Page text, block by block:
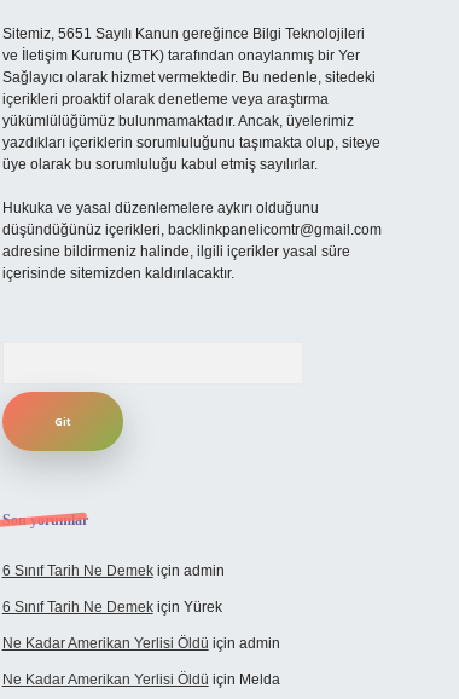
Sitemiz, 5651 Sayılı Kanun gereğince Bilgi Teknolojileri
ve İletişim Kurumu (BTK) tarafından onaylanmış bir Yer
Sağlayıcı olarak hizmet vermektedir. Bu nedenle, sitedeki
içerikleri proaktif olarak denetleme veya araştırma
yükümlülüğümüz bulunmamaktadır. Ancak, üyelerimiz
yazdıkları içeriklerin sorumluluğunu taşımakta olup, siteye
üye olarak bu sorumluluğu kabul etmiş sayılırlar.
Hukuka ve yasal düzenlemelere aykırı olduğunu
düşündüğünüz içerikleri, backlinkpanelicomtr@gmail.com
adresine bildirmeniz halinde, ilgili içerikler yasal süre
içerisinde sitemizden kaldırılacaktır.
Son yorumlar
6 Sınıf Tarih Ne Demekiçin admin
6 Sınıf Tarih Ne Demekiçin Yürek
Ne Kadar Amerikan Yerlisi Öldü için admin
Ne Kadar Amerikan Yerlisi Öldü için Melda